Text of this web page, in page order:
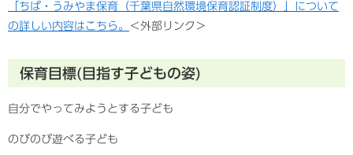
「ちば・うみやま保育（千葉県自然環境保育認証制度）」について
の詳しい内容はこちら。
＜外部リンク＞
保育目標(目指す子どもの姿)
自分でやってみようとする子ども
のびのび遊べる子ども